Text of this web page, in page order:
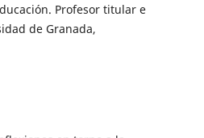
Profesor titular e
de Granada,